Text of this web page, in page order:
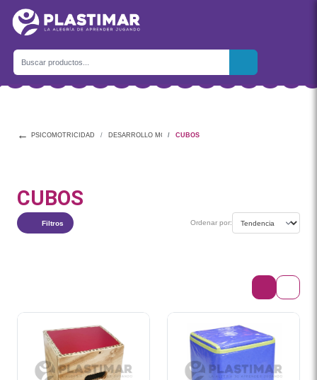
← PSICOMOTRICIDAD DESARROLLO MOTORCUBOS
CUBOS
Filtros Ordenar por: